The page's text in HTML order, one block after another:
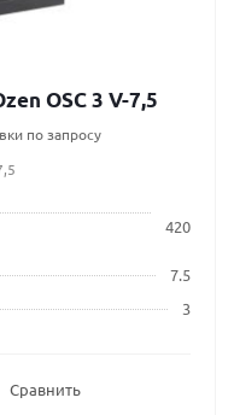
OSC 3 V-7,5
по запросу
420
7.5
3
Сравнить